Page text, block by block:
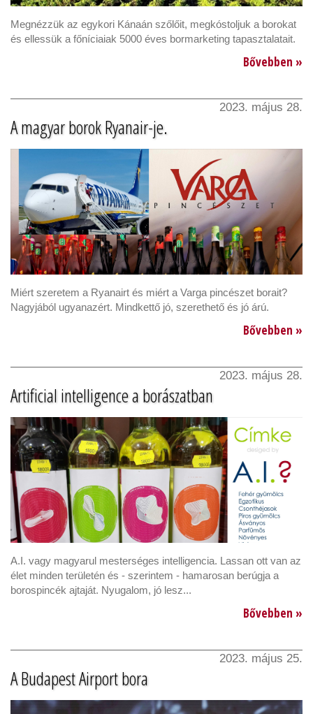
Megnézzük az egykori Kánaán szőlőit, megkóstoljuk a borokat
és ellessük a főníciaiak 5000 éves bormarketing tapasztalatait.
Bővebben »
2023. május 28.
A magyar borok Ryanair-je.
Miért szeretem a Ryanairt és miért a Varga pincészet borait?
Nagyjából ugyanazért. Mindkettő jó, szerethető és jó árú.
Bővebben »
2023. május 28.
Artificial intelligence a borászatban
A.I. vagy magyarul mesterséges intelligencia. Lassan ott van az
élet minden területén és - szerintem - hamarosan berúgja a
borospincék ajtaját. Nyugalom, jó lesz...
Bővebben »
2023. május 25.
A Budapest Airport bora